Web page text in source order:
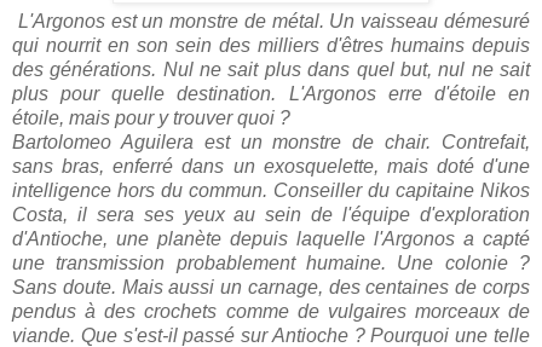
L'Argonos est un monstre de métal. Un vaisseau démesuré
qui nourrit en son sein des milliers d'êtres humains depuis
des générations. Nul ne sait plus dans quel but, nul ne sait
plus pour quelle destination. L'Argonos erre d'étoile en
étoile, mais pour y trouver quoi ?
Bartolomeo Aguilera est un monstre de chair. Contrefait,
sans bras, enferré dans un exosquelette, mais doté d'une
intelligence hors du commun. Conseiller du capitaine Nikos
Costa, il sera ses yeux au sein de l'équipe d'exploration
d'Antioche, une planète depuis laquelle l'Argonos a capté
une transmission probablement humaine. Une colonie ?
Sans doute. Mais aussi un carnage, des centaines de corps
pendus à des crochets comme de vulgaires morceaux de
viande. Que s'est-il passé sur Antioche ? Pourquoi une telle